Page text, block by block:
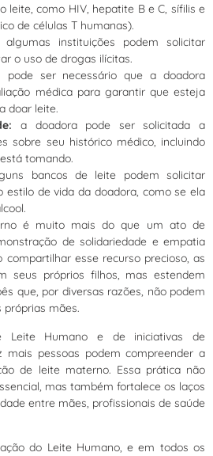
leite, como HIV, hepatite B e C, sífilis e
de células T humanas).
algumas instituições podem solicitar
o uso de drogas ilícitas.
pode ser necessário que a doadora
médica para garantir que esteja
doar leite.
a doadora pode ser solicitada a
sobre seu histórico médico, incluindo
tomando.
bancos de leite podem solicitar
estilo de vida da doadora, como se ela
é muito mais do que um ato de
de solidariedade e empatia
compartilhar esse recurso precioso, as
seus próprios filhos, mas estendem
que, por diversas razões, não podem
mães.
Leite Humano e de iniciativas de
mais pessoas podem compreender a
de leite materno. Essa prática não
mas também fortalece os laços
entre mães, profissionais de saúde
do Leite Humano, e em todos os